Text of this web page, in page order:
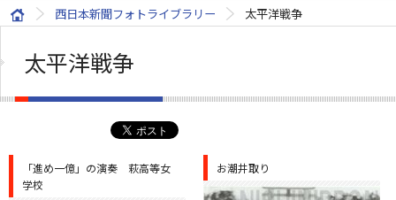
西日本新聞フォトライブラリー 太平洋戦争
太平洋戦争
「進め一億」の演奏 萩高等女
学校
お潮井取り